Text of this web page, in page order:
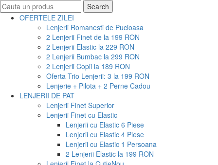
Search
for:
Search
OFERTELE ZILEI
Lenjerii Romanesti de Pucioasa
2 Lenjerii Finet de la 199 RON
2 Lenjerii Elastic la 229 RON
2 Lenjerii Bumbac la 299 RON
2 Lenjerii Copii la 189 RON
Oferta Trio Lenjerii: 3 la 199 RON
Lenjerie + Pilota + 2 Perne Cadou
LENJERII DE PAT
Lenjerii Finet Superior
Lenjerii Finet cu Elastic
Lenjerii cu Elastic 6 Piese
Lenjerii cu Elastic 4 Piese
Lenjerii cu Elastic 1 Persoana
2 Lenjerii Elastic la 199 RON